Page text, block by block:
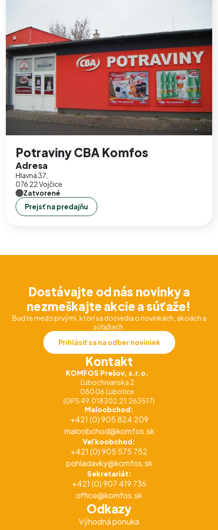
Potraviny CBA Komfos
Adresa
Hlavná 37,
076 22 Vojčice
Zatvorené
Prejsť na predajňu
Kontakt
KOMFOS Prešov, s.r.o.
Ľubochnianska 2
080 06 Ľubotice
(GPS 49.018302,21.263517)
Maloobchod:
+421 (0) 905 824 209
maloobchod@komfos.sk
Veľkoobchod:
+421 (0) 905 575 752
pohladavky@komfos.sk
Sekretariát:
+421 (0) 907 419 736
office@komfos.sk
Odkazy
Výhodná ponuka
Dostávajte od nás novinky a
nezmeškajte akcie a súťaže!
Buďte medzi prvými, ktorí sa dozvedia o novinkách, akciách a
súťažiach.
Prihlásiť sa na odber noviniek